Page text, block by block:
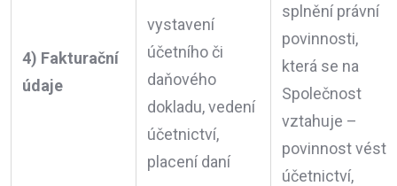
4) Fakturační
údaje
vystavení
účetního či
daňového
dokladu, vedení
účetnictví,
placení daní
splnění právní
povinnosti,
která se na
Společnost
vztahuje –
povinnost vést
účetnictví,